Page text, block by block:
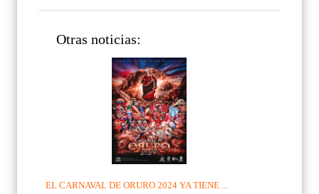
Otras noticias:
EL CARNAVAL DE ORURO 2024 YA TIENE ...